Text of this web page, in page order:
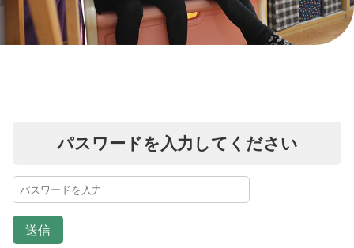
パスワードを入力してください
送信